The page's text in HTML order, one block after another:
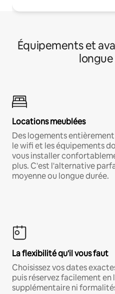
Équipements et
Locations meublées
Des logements
le wifi et les équipements
vous installer
plus. C'est l'alternative
moyenne ou longue durée.
La flexibilité qu'il vous faut
Choisissez vos dates
puis réservez facilement en
supplémentaire ni